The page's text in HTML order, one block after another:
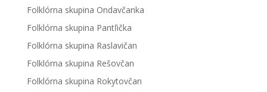
Folklórna skupina Ondavčanka
Folklórna skupina Pantľička
Folklórna skupina Raslavičan
Folklórna skupina Rešovčan
Folklórna skupina Rokytovčan